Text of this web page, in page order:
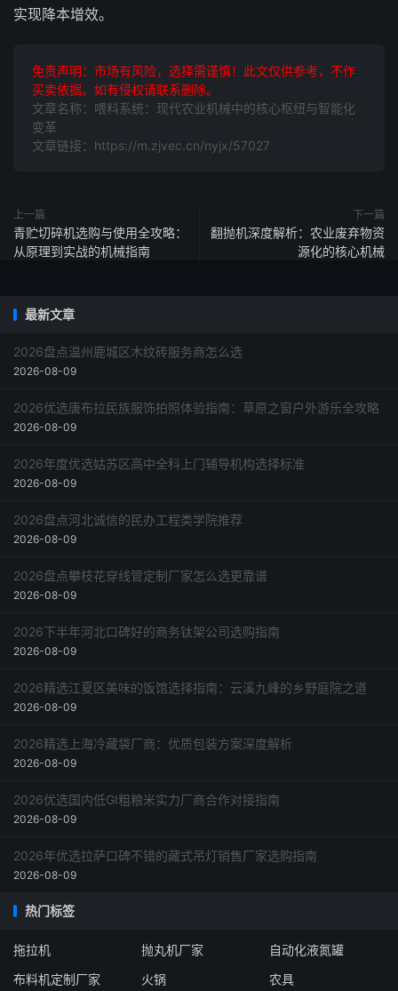
实现降本增效。
免责声明：市场有风险，选择需谨慎！此文仅供参考，不作
买卖依据。如有侵权请联系删除。
文章名称：喂料系统：现代农业机械中的核心枢纽与智能化
变革
文章链接：https://m.zjvec.cn/nyjx/57027
上一篇
青贮切碎机选购与使用全攻略：
从原理到实战的机械指南
下一篇
翻抛机深度解析：农业废弃物资
源化的核心机械
最新文章
2026盘点温州鹿城区木纹砖服务商怎么选
2026-08-09
2026优选唐布拉民族服饰拍照体验指南：草原之窗户外游乐全攻略
2026-08-09
2026年度优选姑苏区高中全科上门辅导机构选择标准
2026-08-09
2026盘点河北诚信的民办工程类学院推荐
2026-08-09
2026盘点攀枝花穿线管定制厂家怎么选更靠谱
2026-08-09
2026下半年河北口碑好的商务钛架公司选购指南
2026-08-09
2026精选江夏区美味的饭馆选择指南：云溪九峰的乡野庭院之道
2026-08-09
2026精选上海冷藏袋厂商：优质包装方案深度解析
2026-08-09
2026优选国内低GI粗粮米实力厂商合作对接指南
2026-08-09
2026年优选拉萨口碑不错的藏式吊灯销售厂家选购指南
2026-08-09
热门标签
拖拉机 抛丸机厂家
自动化液氮罐
布料机定制厂家
火锅 农具